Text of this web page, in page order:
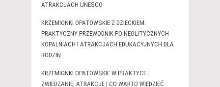
ATRAKCJACH UNESCO
KRZEMIONKI OPATOWSKIE Z DZIECKIEM:
PRAKTYCZNY PRZEWODNIK PO NEOLITYCZNYCH
KOPALNIACH I ATRAKCJACH EDUKACYJNYCH DLA
RODZIN
KRZEMIONKI OPATOWSKIE W PRAKTYCE:
ZWIEDZANIE, ATRAKCJE I CO WARTO WIEDZIEĆ